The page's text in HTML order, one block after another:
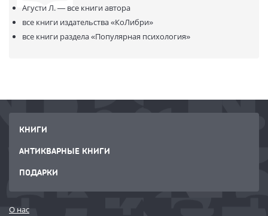
Агусти Л. — все книги автора
все книги издательства«КоЛибри»
все книги раздела«Популярная психология»
КНИГИ
АНТИКВАРНЫЕ КНИГИ
ПОДАРКИ
О нас